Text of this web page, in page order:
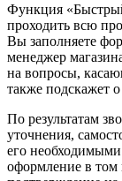
Функция
проходить всю
Вы заполняете
менеджер
на вопросы,
также подскажет
По результатам
уточнения,
его
оформление в том